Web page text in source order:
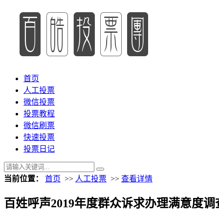
首页
人工投票
微信投票
投票教程
微信刷票
快速投票
投票日记
当前位置： 首页 >> 人工投票 >> 查看详情
百姓呼声2019年度群众诉求办理满意度调